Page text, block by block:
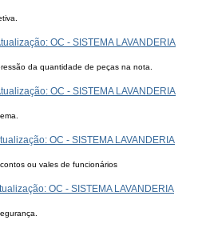
OC - SISTEMA LAVANDERIA
da quantidade de peças na nota.
OC - SISTEMA LAVANDERIA
OC - SISTEMA LAVANDERIA
ou vales de funcionários
OC - SISTEMA LAVANDERIA